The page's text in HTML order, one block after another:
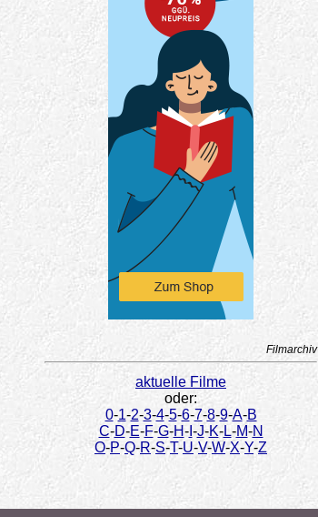
Filmarchiv
aktuelle Filme
oder:
0-1-2-3-4-5-6-7-8-9-A-B
C-D-E-F-G-H-I -J-K-L-M-N
O-P-Q-R-S-T-U-V-W-X-Y-Z